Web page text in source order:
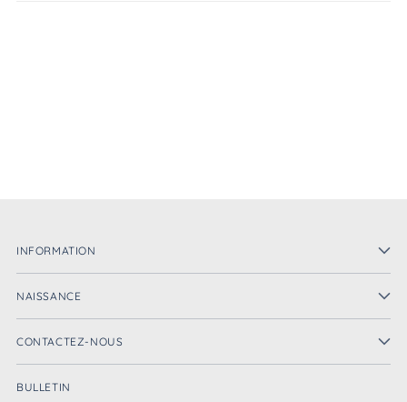
INFORMATION
NAISSANCE
CONTACTEZ-NOUS
BULLETIN